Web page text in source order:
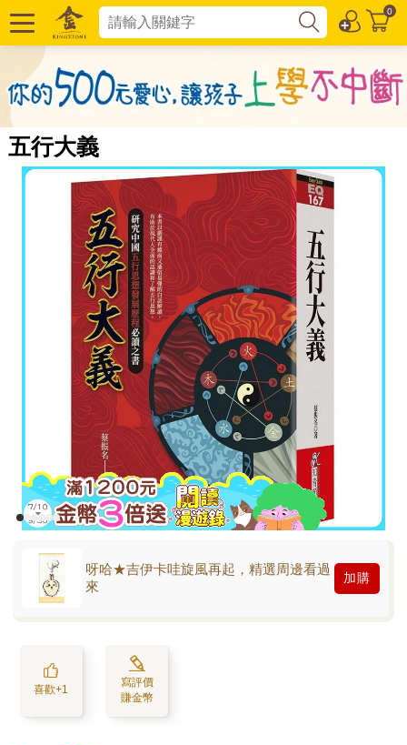
0
五行大義
呀哈★吉伊卡哇旋風再起，精選周邊看過
來
加購
喜歡+1
寫評價
賺金幣